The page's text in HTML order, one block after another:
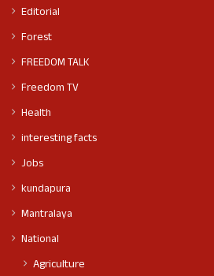
Editorial
Forest
FREEDOM TALK
Freedom TV
Health
interesting facts
Jobs
kundapura
Mantralaya
National
Agriculture